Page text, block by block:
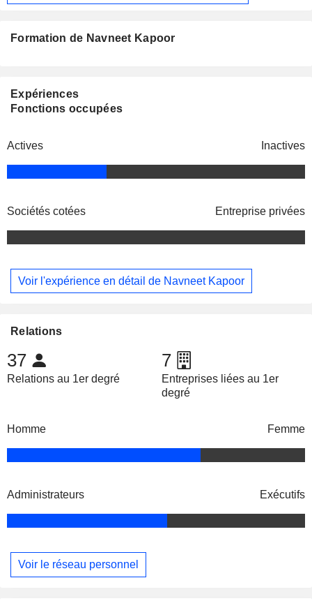
Formation de Navneet Kapoor
Expériences
Fonctions occupées
Actives Inactives
Sociétés cotées Entreprise privées
Voir l'expérience en détail de Navneet Kapoor
Relations
37
Relations au 1er degré
7
Entreprises liées au 1er
degré
Homme Femme
Administrateurs Exécutifs
Voir le réseau personnel